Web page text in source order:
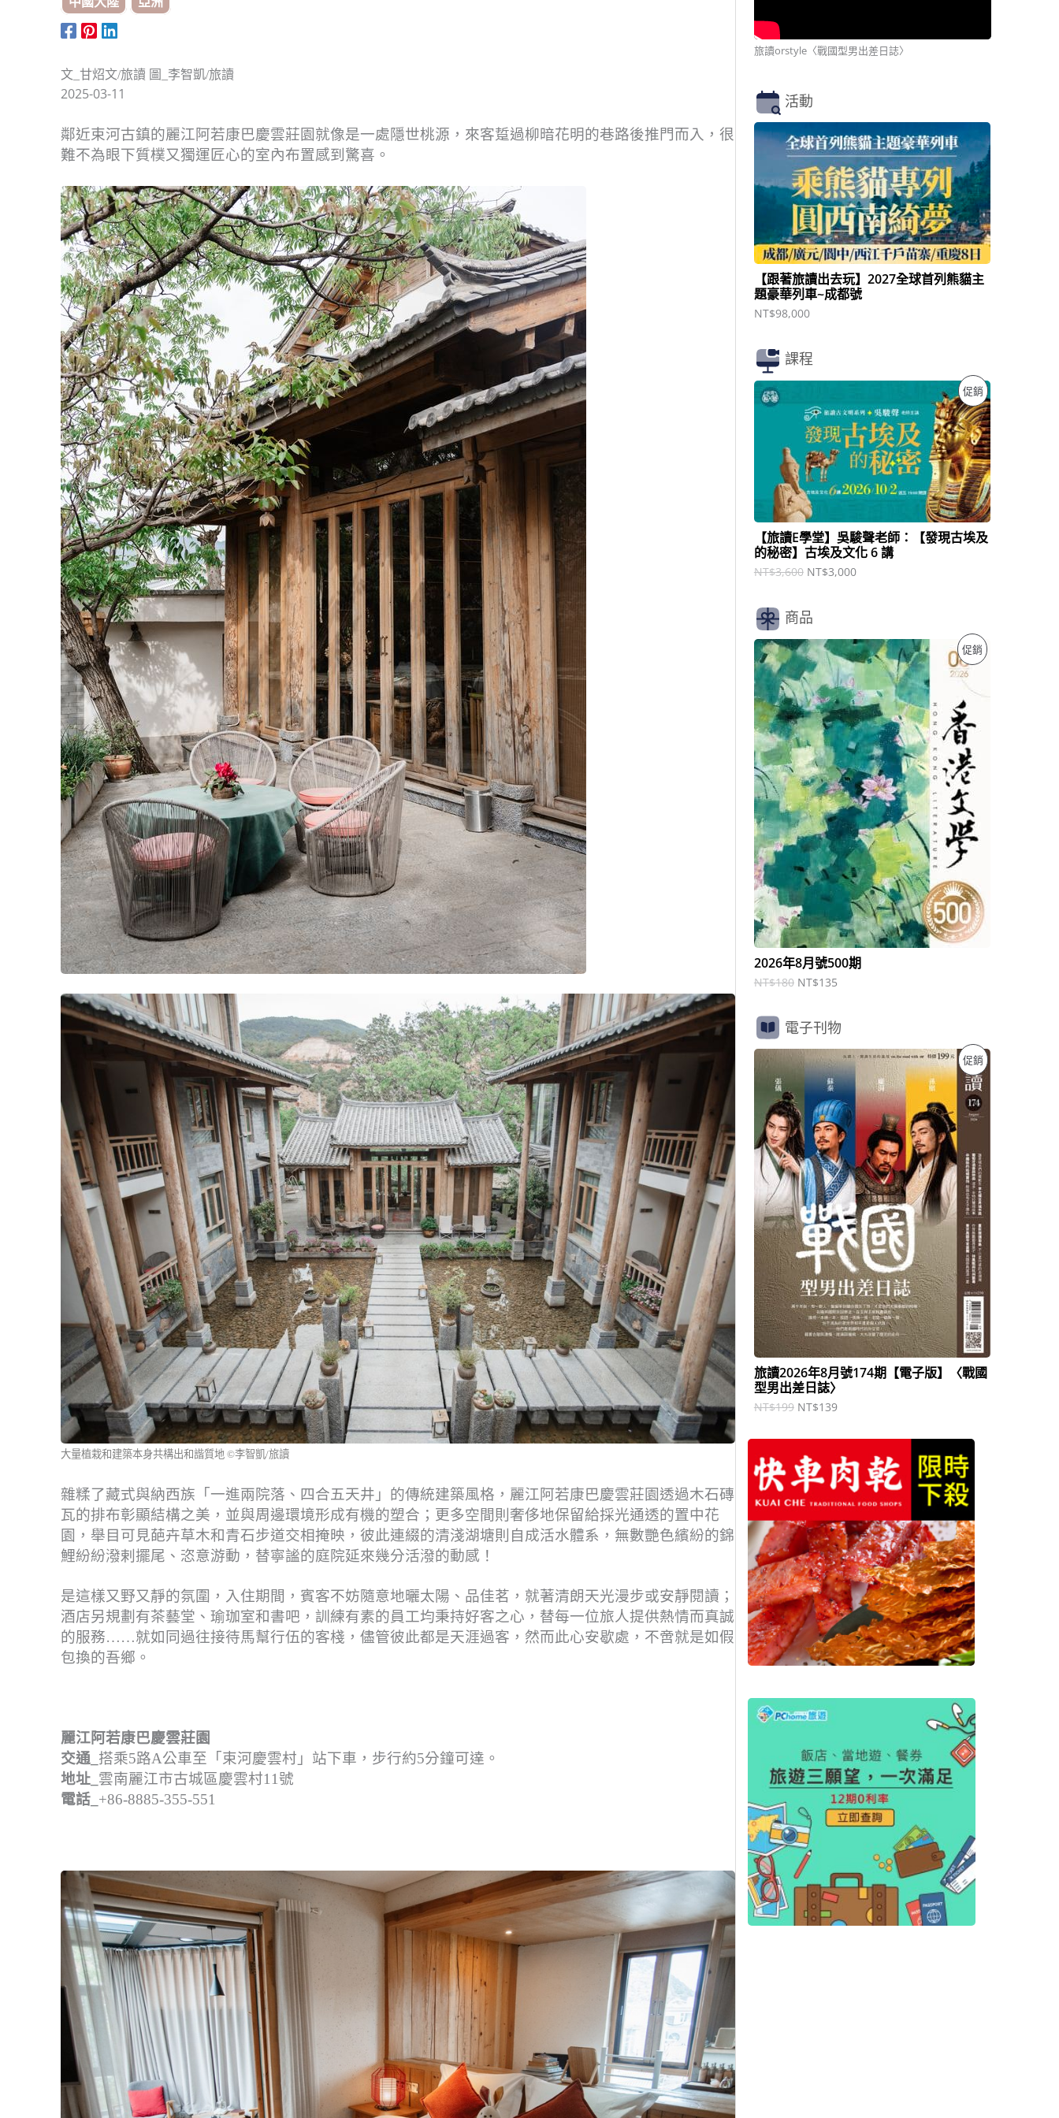
文_甘炤文/旅讀 圖_李智凱/旅讀
2025-03-11
鄰近束河古鎮的麗江阿若康巴慶雲莊園就像是一處隱世桃源，來客踅過柳暗花明的巷路後推門而入，很
難不為眼下質樸又獨運匠心的室內布置感到驚喜。
大量植栽和建築本身共構出和諧質地 ©李智凱/旅讀
雜糅了藏式與納西族「一進兩院落、四合五天井」的傳統建築風格，麗江阿若康巴慶雲莊園透過木石磚
瓦的排布彰顯結構之美，並與周邊環境形成有機的塑合；更多空間則奢侈地保留給採光通透的置中花
園，舉目可見葩卉草木和青石步道交相掩映，彼此連綴的清淺湖塘則自成活水體系，無數艷色繽紛的錦
鯉紛紛潑剌擺尾、恣意游動，替寧謐的庭院延來幾分活潑的動感！
是這樣又野又靜的氛圍，入住期間，賓客不妨隨意地曬太陽、品佳茗，就著清朗天光漫步或安靜閱讀；
酒店另規劃有茶藝堂、瑜珈室和書吧，訓練有素的員工均秉持好客之心，替每一位旅人提供熱情而真誠
的服務……就如同過往接待馬幫行伍的客棧，儘管彼此都是天涯過客，然而此心安歇處，不啻就是如假
包換的吾鄉。
麗江阿若康巴慶雲莊園
交通_ 搭乘5路A公車至「束河慶雲村」站下車，步行約5分鐘可達。
地址_ 雲南麗江市古城區慶雲村11號
電話_ +86-8885-355-551
旅讀orstyle〈戰國型男出差日誌〉
活動
【跟著旅讀出去玩】2027全球首列熊貓主
題豪華列車~成都號
NT$98,000
課程
促銷 特
價
商
品
【旅讀E學堂】吳駿聲老師：【發現古埃及
的秘密】古埃及文化 6 講
NT$3,600
價
格
：
N
T
$
3
,
6
0
0
。
NT$3,000
價
格
：
N
T
$
3
0
0
0
。
商品
促銷特
2026年8月號500期
NT$180
原
始
價
格
：
N
T
$
8
0
。
NT$135
前
價
格
：
N
T
1
3
5
。
電子刊物
促銷 特
價
商
旅讀2026年8月號174期【電子版】〈戰國
型男出差日誌〉
NT$199
原
始
價
格
：
N
T
$
1
9
9
。
NT$139
目
前
價
格
：
N
T
$
1
3
9
。